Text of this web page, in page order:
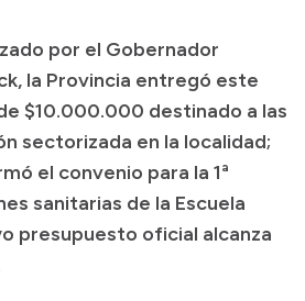
por el Gobernador
la Provincia entregó este
$10.000.000 destinado a las
sectorizada en la localidad;
el convenio para la 1ª
sanitarias de la Escuela
presupuesto oficial alcanza